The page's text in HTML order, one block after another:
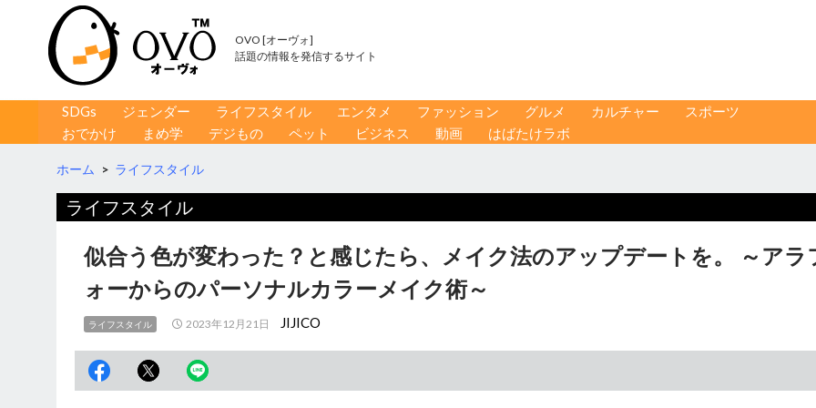
OVO [オーヴォ]
話題の情報を発信するサイト
コンテンツへ移動
SDGs ジェンダー ライフスタイル エンタメ ファッション グルメ カルチャー
スポーツ
おでかけ
まめ学 デジもの ペット ビジネス 動画 はばたけラボ
ホーム > ライフスタイル
ライフスタイル
似合う色が変わった？と感じたら、メイク法のアップデートを。 ～アラ
ォーからのパーソナルカラーメイク術～
ライフスタイル 2023年12月21日 JIJICO